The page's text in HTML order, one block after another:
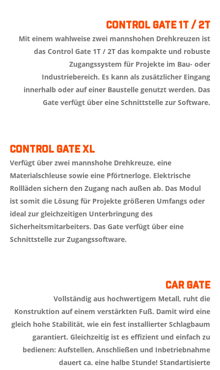
Control Gate 1T / 2T
Mit einem wahlweise zwei mannshohen Drehkreuzen ist
das Control Gate 1T / 2T das kompakte und robuste
Zugangssystem für Projekte im Bau- oder
Industriebereich. Es kann als zusätzlicher Eingang
innerhalb oder auf einer Baustelle genutzt werden. Das
Gate verfügt über eine Schnittstelle zur Software.
Control Gate XL
Verfügt über zwei mannshohe Drehkreuze, eine
Materialschleuse sowie eine Pförtnerloge. Elektrische
Rollläden sichern den Zugang nach außen ab. Das Modul
ist somit die Lösung für Projekte größeren Umfangs oder
ideal zur gleichzeitigen Unterbringung des
Sicherheitsmitarbeiters. Das Gate verfügt über eine
Schnittstelle zur Zugangssoftware.
Car Gate
Vollständig aus hochwertigem Metall, ruht die
Konstruktion auf einem verstärkten Fuß. Damit wird eine
gleich hohe Stabilität, wie ein fest installierter Schlagbaum
garantiert. Gleichzeitig ist es effizient und einfach zu
bedienen: Aufstellen, Anschließen und Inbetriebnahme
dauert ca. eine halbe Stunde! Standartisierte